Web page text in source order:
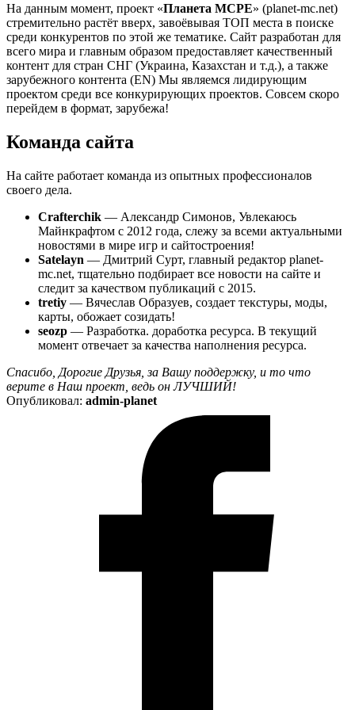
На данным момент, проект «Планета MCPE» (planet-mc.net)
стремительно растёт вверх, завоёвывая ТОП места в поиске
среди конкурентов по этой же тематике. Сайт разработан для
всего мира и главным образом предоставляет качественный
контент для стран СНГ (Украина, Казахстан и т.д.), а также
зарубежного контента (EN) Мы являемся лидирующим
проектом среди все конкурирующих проектов. Совсем скоро
перейдем в формат, зарубежа!
Команда сайта
На сайте работает команда из опытных профессионалов
своего дела.
Crafterchik — Александр Симонов, Увлекаюсь
Майнкрафтом с 2012 года, слежу за всеми актуальными
новостями в мире игр и сайтостроения!
Satelayn — Дмитрий Сурт, главный редактор planet-
mc.net, тщательно подбирает все новости на сайте и
следит за качеством публикаций с 2015.
tretiy — Вячеслав Образуев, создает текстуры, моды,
карты, обожает созидать!
seozp — Разработка. доработка ресурса. В текущий
момент отвечает за качества наполнения ресурса.
Спасибо, Дорогие Друзья, за Вашу поддержку, и то что
верите в Наш проект, ведь он ЛУЧШИЙ!
Опубликовал: admin-planet